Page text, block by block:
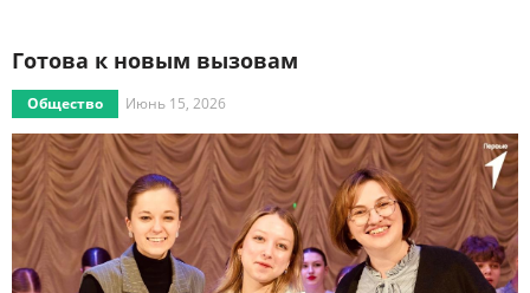
Готова к новым вызовам
Общество Июнь 15, 2026